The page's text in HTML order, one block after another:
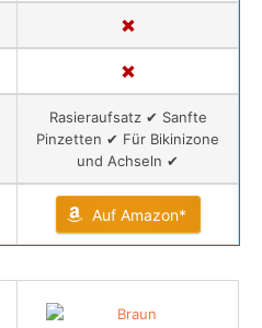
Rasieraufsatz ✔ Sanfte
Pinzetten ✔ Für Bikinizone
und Achseln ✔
Auf Amazon*